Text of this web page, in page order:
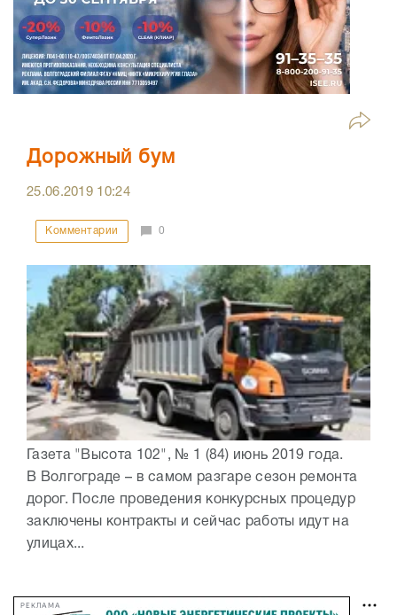
Дорожный бум
25.06.2019 10:24
Комментарии 0
Газета "Высота 102", № 1 (84) июнь 2019 года.
В Волгограде – в самом разгаре сезон ремонта
дорог. После проведения конкурсных процедур
заключены контракты и сейчас работы идут на
улицах...
РЕКЛАМА